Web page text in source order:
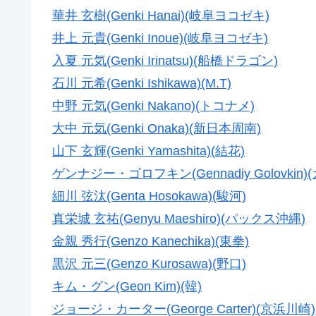
華井 玄樹(Genki Hanai)(岐阜ヨコゼキ)
井上 元貴(Genki Inoue)(岐阜ヨコゼキ)
入夏 元気(Genki Irinatsu)(船橋ドラゴン)
石川 元希(Genki Ishikawa)(M.T)
中野 元気(Genki Nakano)(トコナメ)
大中 元気(Genki Onaka)(新日本周南)
山下 玄輝(Genki Yamashita)(結花)
ゲンナジー・ゴロフキン(Gennadiy Golovkin)(
細川 弦汰(Genta Hosokawa)(駿河)
真栄城 玄祐(Genyu Maeshiro)(パックス沖縄)
金親 秀行(Genzo Kanechika)(東拳)
黒沢 元三(Genzo Kurosawa)(野口)
キム・グン(Geon Kim)(韓)
ジョージ・カーター(George Carter)(京浜川崎)